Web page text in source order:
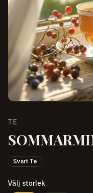
TE
Svart Te
Välj storlek